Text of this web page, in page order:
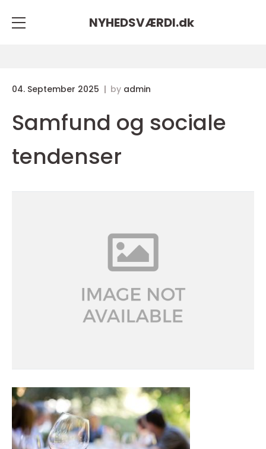
NYHEDSVÆRDI.dk
04. September 2025 by admin
Samfund og sociale
tendenser